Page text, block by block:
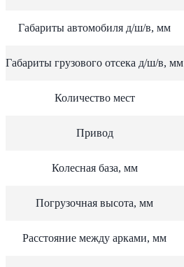
Габариты автомобиля д/ш/в, мм
Габариты грузового отсека д/ш/в, мм
Количество мест
Привод
Колесная база, мм
Погрузочная высота, мм
Расстояние между арками, мм